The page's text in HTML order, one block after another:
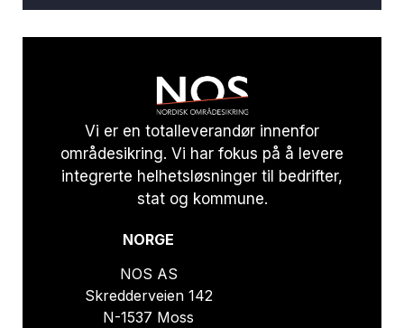
Vi er en totalleverandør innenfor
områdesikring. Vi har fokus på å levere
integrerte helhetsløsninger til bedrifter,
stat og kommune.
NORGE
NOS AS
Skredderveien 142
N-1537 Moss